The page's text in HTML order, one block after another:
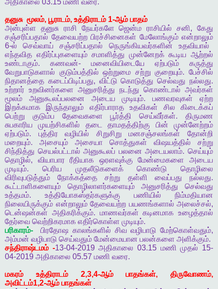
அதிகாலை 03.15 மணி வரை.
தனுசு மூலம், பூராடம், உத்திராடம் 1-ஆம் பாதம்
அன்புள்ள
தனுசு ராசி நேயர்களே ஜென்ம ராசியில் சனி,கேது
சஞ்சரிப்பதால் தேவையற்ற பிரச்சினைகள் மேலோங்கும் என்றாலும்
6-ல் செவ்வாய் சஞ்சரிப்பதால் நெருங்கியவர்களின்
உதவியால்
எந்தவித எதிர்ப்புகளையும் சமாளித்து முன்னேறக் கூடிய ஆற்றல்
உண்டாகும். கணவன்- மனைவியிடையே ஏற்படும்
கருத்து
வேறுபாடுகளால் குடும்பத்தில் ஒற்றுமை சற்று குறையும்.பேச்சில்
நிதானத்தை கடைப்பிடிப்பது, விட்டு கொடுத்து செல்வது நல்லது.
உற்றார் உறவினர்களை அனுசரித்து நடந்து கொண்டால் அவர்கள்
மூலம்
அனுகூலப்பலனை அடைய முடியும்.பணவரவுகள்
ஏற்ற
இறக்கமாக
இருந்தாலும் எதிர்பாராத உதவிகள் சில
கிடைக்கப்
பெற்று
குடும்ப தேவைகளை பூர்த்தி செய்வீர்கள்.திருமண
சுபகாரிய
முயற்சிகளில் தடை தாமதத்திற்கு பின்
முன்னேற்றம்
ஏற்படும். புத்திர வழியில் சிறுசிறு மனசஞ்சலங்கள்
தோன்றி
மறையும். அசையும் அசையா சொத்துகள் விஷயத்தில்
சற்று
சிந்தித்து செயல்பட்டால் அனுகூலப் பலனை அடையலாம்.செய்யும்
தொழில், வியாபார ரீதியாக ஒரளவுக்கு மேன்மைகளை
அடைய
முடியும். பெரிய முதலீடுகளைக் கொண்டு
தொழிலை
விரிவுபடுத்தும்
நோக்கத்தை சற்று தள்ளி வைப்பது நல்லது.
கூட்டாளிகளையும்
தொழிலாளர்களையும் அனுசரித்து
செல்வது
உத்தமம். உத்தியோகஸ்தர்களுக்கு பணியில்
நிம்மதியான
நிலையிருக்கும் என்றாலும் தேவையற்ற பயணங்களால் அலைச்சல்,
டென்ஷன்கள் அதிகரிக்கும். மாணவர்கள் கடினமாக உழைத்தால்
தேர்வை வெற்றிகரமாக எதிர்கொள்ள முடியும்.
பரிகாரம்- பிரதோஷ காலங்களில் சிவ வழிபாடு மேற்கொள்வதும்,
அம்மன் வழிபாடு செய்வதும் மேன்மையான பலன்களை அளிக்கும்.
சந்திராஷ்டமம் -13-04-2019அதிகாலை 03.15 மணி முதல் 15-
04-2019 அதிகாலை 05.57 மணி வரை.
மகரம் உத்திராடம்2,3,4-ஆம் பாதங்கள், திருவோணம்,
அவிட்டம்1,2-ஆம் பாதங்கள்